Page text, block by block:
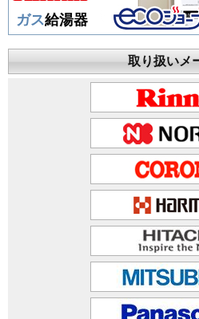
ガス給湯器
取り扱いメ